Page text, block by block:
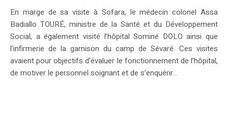
En marge de sa visite à Sofara, le médecin colonel Assa
Badiallo TOURÉ, ministre de la Santé et du Développement
Social, a également visité l’hôpital Sominé DOLO ainsi que
l’infirmerie de la garnison du camp de Sévaré. Ces visites
avaient pour objectifs d’évaluer le fonctionnement de l’hôpital,
de motiver le personnel soignant et de s’enquérir...